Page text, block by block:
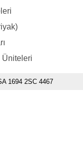
Üniteleri
1694 2SC 4467